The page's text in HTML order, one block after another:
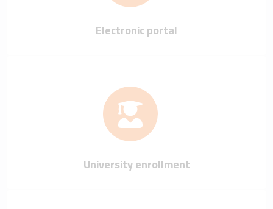
Electronic portal
University enrollment